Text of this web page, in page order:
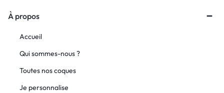
À propos
Accueil
Qui sommes-nous ?
Toutes nos coques
Je personnalise